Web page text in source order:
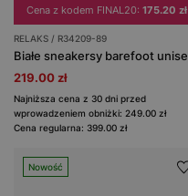
Cena z kodem FINAL20: 175.20 zł
RELAKS / R34209-89
219.00 zł
Najniższa cena z 30 dni przed
wprowadzeniem obniżki: 249.00 zł
Cena regularna: 399.00 zł
Nowość